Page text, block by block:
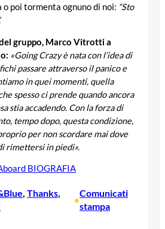
o poi tormenta ognuno di noi: “Sto
gruppo, Marco Vitrotti a
«Going Crazy è nata con l’idea di
passare attraverso il panico e
in quei momenti, quella
spesso ci prende quando ancora
stia accadendo. Con la forza di
tempo dopo, questa condizione,
per non scordare mai dove
rimettersi in piedi».
BIOGRAFIA
, Thanks
•
Comunicati
stampa